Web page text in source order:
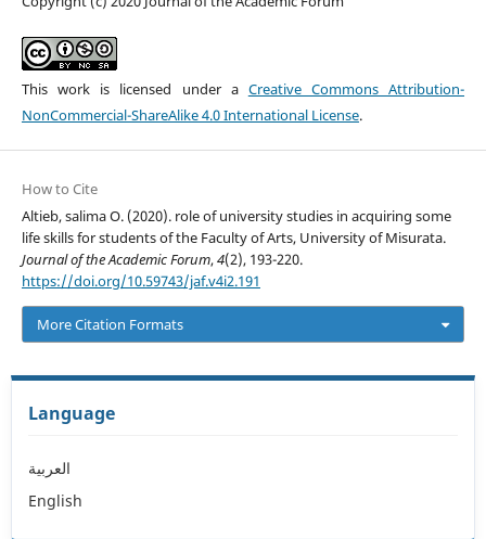
This work is licensed under a Creative Commons Attribution-
NonCommercial-ShareAlike 4.0 International License.
How to Cite
Altieb, salima O. (2020). role of university studies in acquiring some
life skills for students of the Faculty of Arts, University of Misurata.
Journal of the Academic Forum,4(2), 193-220.
https://doi.org/10.59743/jaf.v4i2.191
More Citation Formats
Language
العربية
English